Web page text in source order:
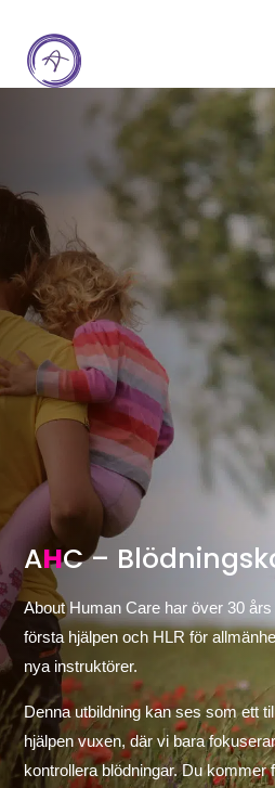
AHC –
About Human Care har över 30
första hjälpen och HLR för
nya instruktörer.
Denna utbildning kan ses som ett
hjälpen vuxen, där vi bara
kontrollera blödningar. Du kommer